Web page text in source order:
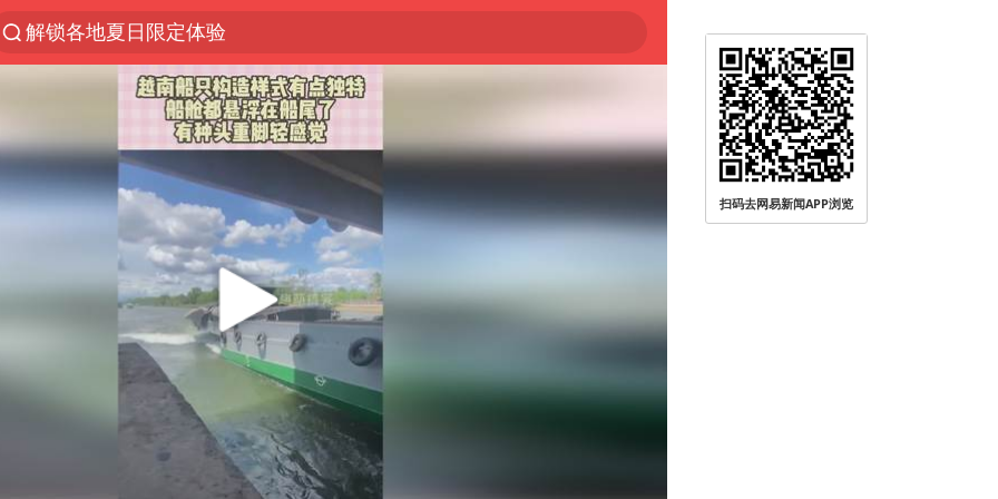
解锁各地夏日限定体验
西湖突现狂风暴雨 游客瞬间被浇透
河南重大刑事案嫌疑人落网
马克·艾伦退出斯诺克中国公开赛
视频丨中国东方电气集团原党组副书记、董事宋致远被查
金饰克价一夜涨回1300元
梁家辉：到内地拍戏不是北上是回归
白海豚将正面袭击贯穿浙江
酒店回应车内过夜被收150元
牛津大学一纸声明甩不了锅
新疆景区自驾服务费改为按车收费
扫码去网易新闻APP浏览